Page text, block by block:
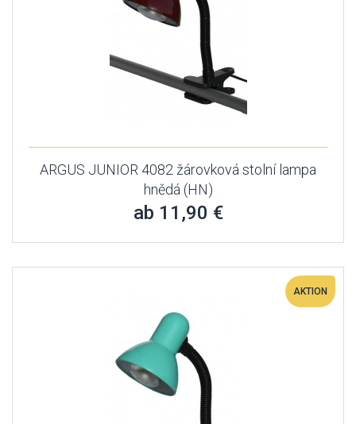
ARGUS JUNIOR 4082 žárovková stolní lampa
hnědá (HN)
ab 11,90 €
AKTION